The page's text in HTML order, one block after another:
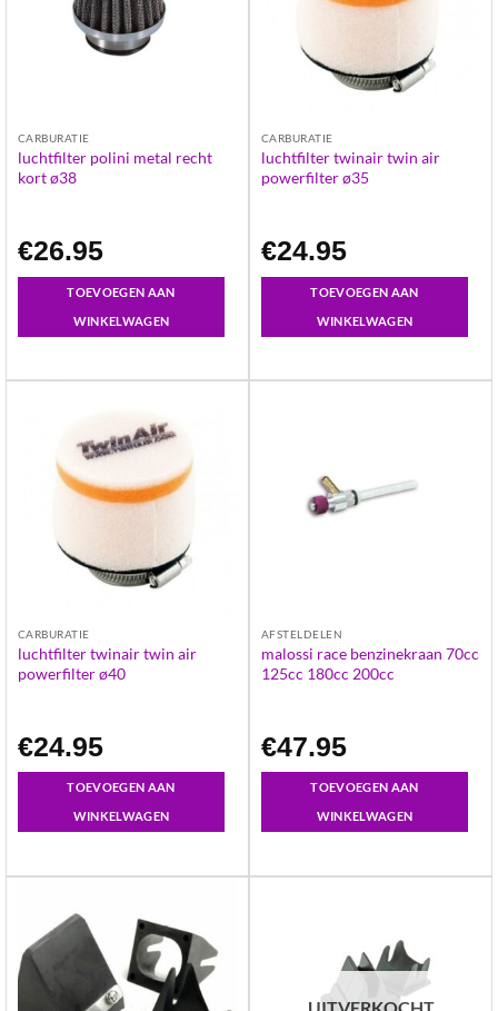
CARBURATIE
luchtfilter polini metal recht
kort ø38
€26.95
TOEVOEGEN AAN
WINKELWAGEN
CARBURATIE
luchtfilter twinair twin air
powerfilter ø35
€24.95
TOEVOEGEN AAN
WINKELWAGEN
CARBURATIE
luchtfilter twinair twin air
powerfilter ø40
€24.95
TOEVOEGEN AAN
WINKELWAGEN
AFSTELDELEN
malossi race benzinekraan 70cc
125cc 180cc 200cc
€47.95
TOEVOEGEN AAN
WINKELWAGEN